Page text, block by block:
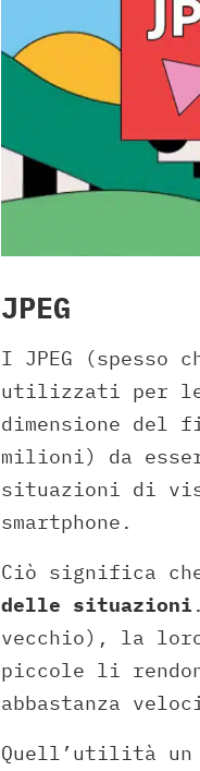
JPEG
I JPEG (spesso
utilizzati per le
dimensione del
milioni) da
situazioni di
smartphone.
Ciò significa
delle situazioni
vecchio), la
piccole li
abbastanza
Quell’utilità un